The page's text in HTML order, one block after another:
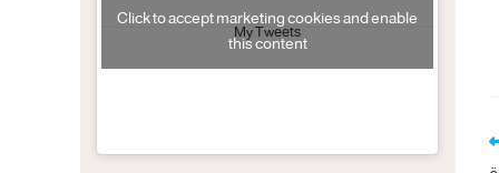
My Tweets
Click to accept marketing cookies and enable
this content